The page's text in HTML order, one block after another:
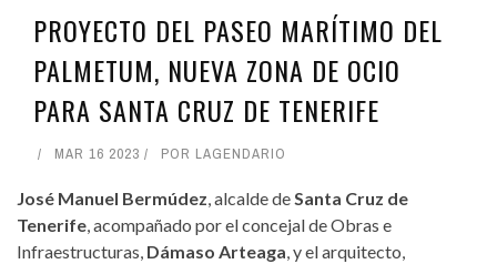
PROYECTO DEL PASEO MARÍTIMO DEL
PALMETUM, NUEVA ZONA DE OCIO
PARA SANTA CRUZ DE TENERIFE
MAR 16 2023 POR LAGENDARIO
José Manuel Bermúdez , alcalde de Santa Cruz de
Tenerife , acompañado por el concejal de Obras e
Infraestructuras, Dámaso Arteaga , y el arquitecto,